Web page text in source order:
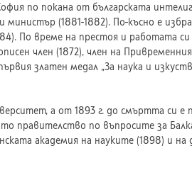
по покана от българската
(1881-1882). По-късно е
По време на престоя и работата си
член (1872), член на
златен медал „За наука и
а от 1893 г. до смъртта си е
правителство по въпросите за
академия на науките (1898) и на